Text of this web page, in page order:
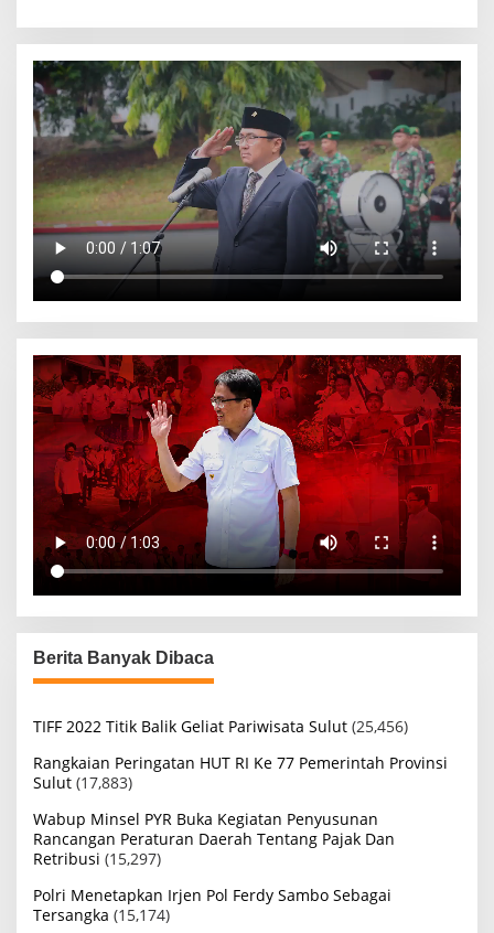
Berita Banyak Dibaca
TIFF 2022 Titik Balik Geliat Pariwisata Sulut (25,456)
Rangkaian Peringatan HUT RI Ke 77 Pemerintah Provinsi
Sulut (17,883)
Wabup Minsel PYR Buka Kegiatan Penyusunan
Rancangan Peraturan Daerah Tentang Pajak Dan
Retribusi (15,297)
Polri Menetapkan Irjen Pol Ferdy Sambo Sebagai
Tersangka (15,174)